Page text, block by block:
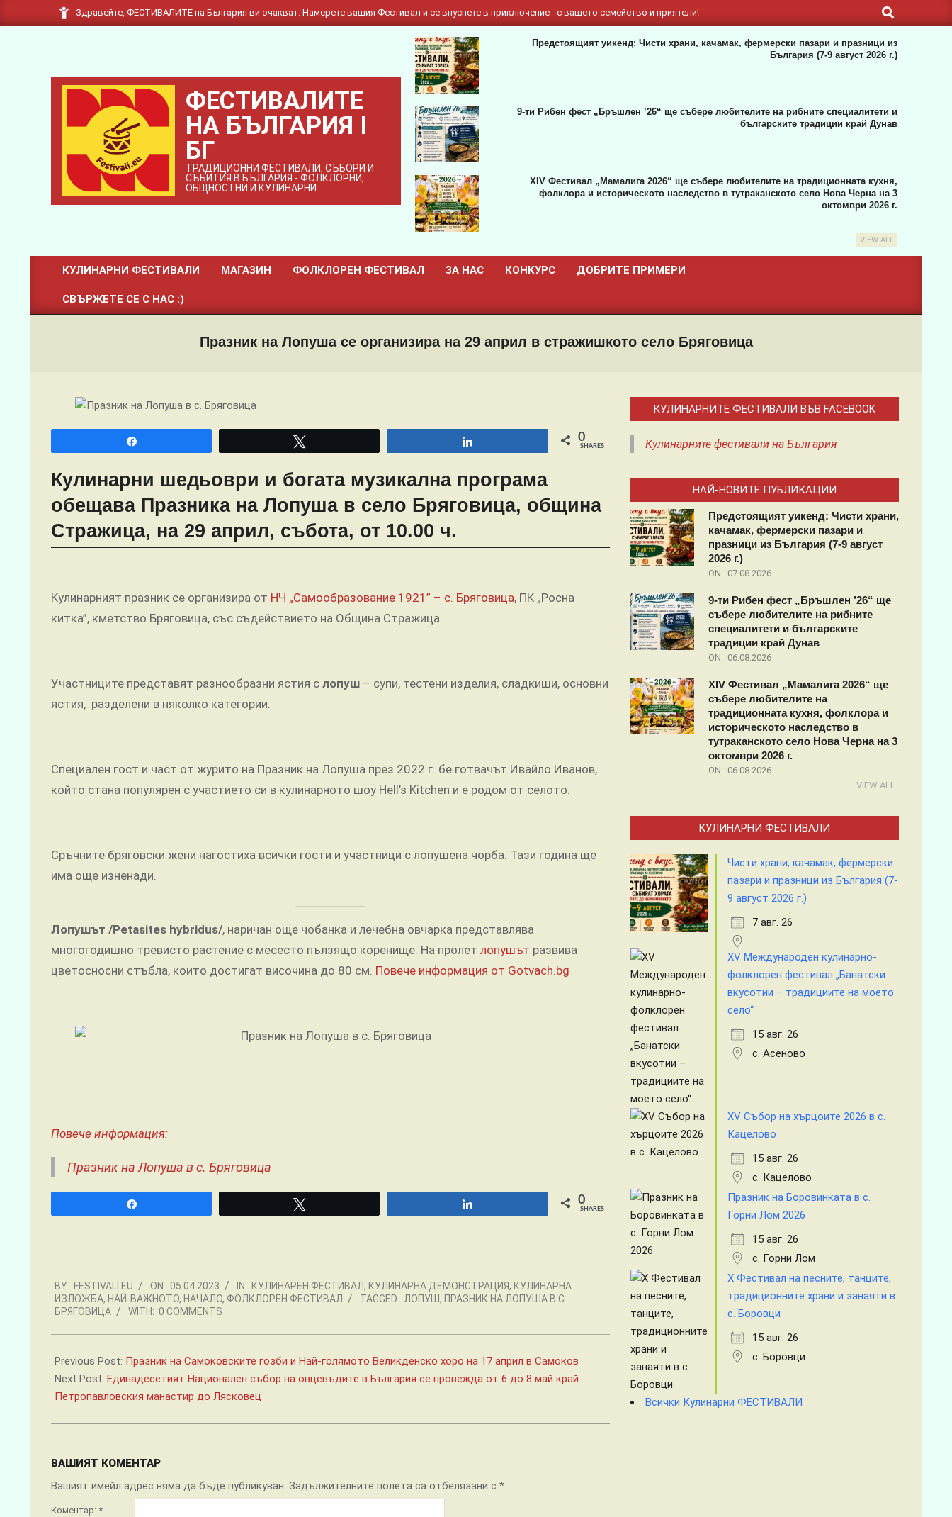
to
Здравейте, ФЕСТИВАЛИТЕ на България ви очакват. Намерете вашия Фестивал и се впуснете в приключение - с вашето семейство и приятели!
Search
ФЕСТИВАЛИТЕ
НА БЪЛГАРИЯ I
БГ
ТРАДИЦИОННИ ФЕСТИВАЛИ, СЪБОРИ И
СЪБИТИЯ В БЪЛГАРИЯ - ФОЛКЛОРНИ,
ОБЩНОСТНИ И КУЛИНАРНИ
Предстоящият уикенд: Чисти храни, качамак, фермерски пазари и празници из
България (7-9 август 2026 г.)
9-ти Рибен фест „Бръшлен ’26“ ще събере любителите на рибните специалитети и
българските традиции край Дунав
XIV Фестивал „Мамалига 2026“ ще събере любителите на традиционната кухня,
фолклора и историческото наследство в тутраканското село Нова Черна на 3
октомври 2026 г.
VIEW ALL
Primary
Navigation
КУЛИНАРНИ ФЕСТИВАЛИ МАГАЗИН ФОЛКЛОРЕН ФЕСТИВАЛ ЗА НАС КОНКУРС ДОБРИТЕ ПРИМЕРИ
СВЪРЖЕТЕ СЕ С НАС :)
Празник на Лопуша се организира на 29 април в стражишкото село Бряговица
0
SHARES
Кулинарни шедьоври и богата музикална програма
обещава Празника на Лопуша в село Бряговица, община
Стражица, на 29 април, събота, от 10.00 ч.
Кулинарният празник се организира от НЧ „Самообразование 1921” – с. Бряговица, ПК „Росна
китка”, кметство Бряговица, със съдействието на Община Стражица.
Участниците представят разнообразни ястия с лопуш – супи, тестени изделия, сладкиши, основни
ястия, разделени в няколко категории.
Специален гост и част от журито на Празник на Лопуша през 2022 г. бе готвачът Ивайло Иванов,
който стана популярен с участието си в кулинарното шоу Hell’s Kitchen и е родом от селото.
Сръчните бряговски жени нагостиха всички гости и участници с лопушена чорба. Тази година ще
има още изненади.
Лопушът /Petasites hybridus/, наричан още чобанка и лечебна овчарка представлява
многогодишно тревисто растение с месесто пълзящо коренище. На пролет лопушът развива
цветосносни стъбла, които достигат височина до 80 см. Повече информация от Gotvach.bg
Повече информация:
Празник на Лопуша в с. Бряговица
0
SHARES
04-
05
BY: FESTIVALI.EU ON: 05.04.2023 IN: КУЛИНАРЕН ФЕСТИВАЛ, КУЛИНАРНА ДЕМОНСТРАЦИЯ, КУЛИНАРНА
ИЗЛОЖБА, НАЙ-ВАЖНОТО, НАЧАЛО, ФОЛКЛОРЕН ФЕСТИВАЛ TAGGED: ЛОПУШ , ПРАЗНИК НА ЛОПУША В С.
БРЯГОВИЦА
WITH: 0 COMMENTS
Previous Post: Празник на Самоковските гозби и Най-голямото Великденско хоро на 17 април в Самоков
Next Post: Единадесетият Национален събор на овцевъдите в България се провежда от 6 до 8 май край
Петропавловския манастир до Лясковец
ВАШИЯТ КОМЕНТАР
Вашият имейл адрес няма да бъде публикуван. Задължителните полета са отбелязани с *
Коментар: *
КУЛИНАРНИТЕ ФЕСТИВАЛИ ВЪВ FACEBOOK
Кулинарните фестивали на България
НАЙ-НОВИТЕ ПУБЛИКАЦИИ
Предстоящият уикенд: Чисти храни,
качамак, фермерски пазари и
празници из България (7-9 август
2026 г.)
ON: 07.08.2026
9-ти Рибен фест „Бръшлен ’26“ ще
събере любителите на рибните
специалитети и българските
традиции край Дунав
ON: 06.08.2026
XIV Фестивал „Мамалига 2026“ ще
събере любителите на
традиционната кухня, фолклора и
историческото наследство в
тутраканското село Нова Черна на 3
октомври 2026 г.
ON: 06.08.2026
VIEW ALL
КУЛИНАРНИ ФЕСТИВАЛИ
Чисти храни, качамак, фермерски
пазари и празници из България (7-
9 август 2026 г.)
7 авг. 26
XV Международен кулинарно-
фолклорен фестивал „Банатски
вкусотии – традициите на моето
село“
15 авг. 26
с. Асеново
XV Събор на хърцоите 2026 в с.
Кацелово
15 авг. 26
с. Кацелово
Празник на Боровинката в с.
Горни Лом 2026
15 авг. 26
с. Горни Лом
X Фестивал на песните, танците,
традиционните храни и занаяти в
с. Боровци
15 авг. 26
с. Боровци
Всички Кулинарни ФЕСТИВАЛИ